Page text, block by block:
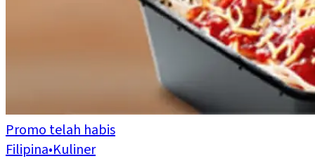
Promo telah habis
Filipina•Kuliner